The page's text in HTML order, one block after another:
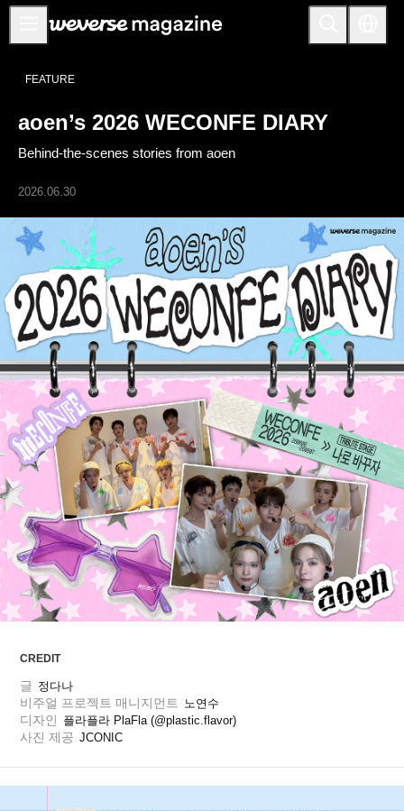
공지사항
FEATURE
INTERVIEW
REVIEW
INTERACTIVE
FIRST+VIEW
THE
INDUSTRY
PLAYLIST
NoW
ALL
ARTICLES
FEATURE
aoen’s 2026 WECONFE DIARY
Behind-the-scenes stories from aoen
2026.06.30
CREDIT
글 정다나
비주얼 프로젝트 매니지먼트 노연수
디자인 플라플라 PlaFla (@plastic.flavor)
사진 제공 JCONIC